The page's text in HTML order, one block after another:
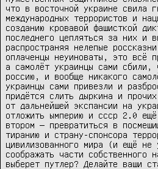
что в восточной украине свила
международных террористов и
созданию кровавой фашисткой
последнего цепляться за них и
распространяя нелепые
оплаченцы неуиноваты, это всё
а самолёт украинцы сами сбили,
россию, и вообще никакого
украинцы сами привезли и
придётся слить дыркина и
от дальнейшей экспансии на
отложить ымперию и ссср 2.0
втором — превратиться в
тиранию и страну-спонсора
цивилизованного мира (и ещё не
соображать части собственного
выберет путлер? Делайте ваши